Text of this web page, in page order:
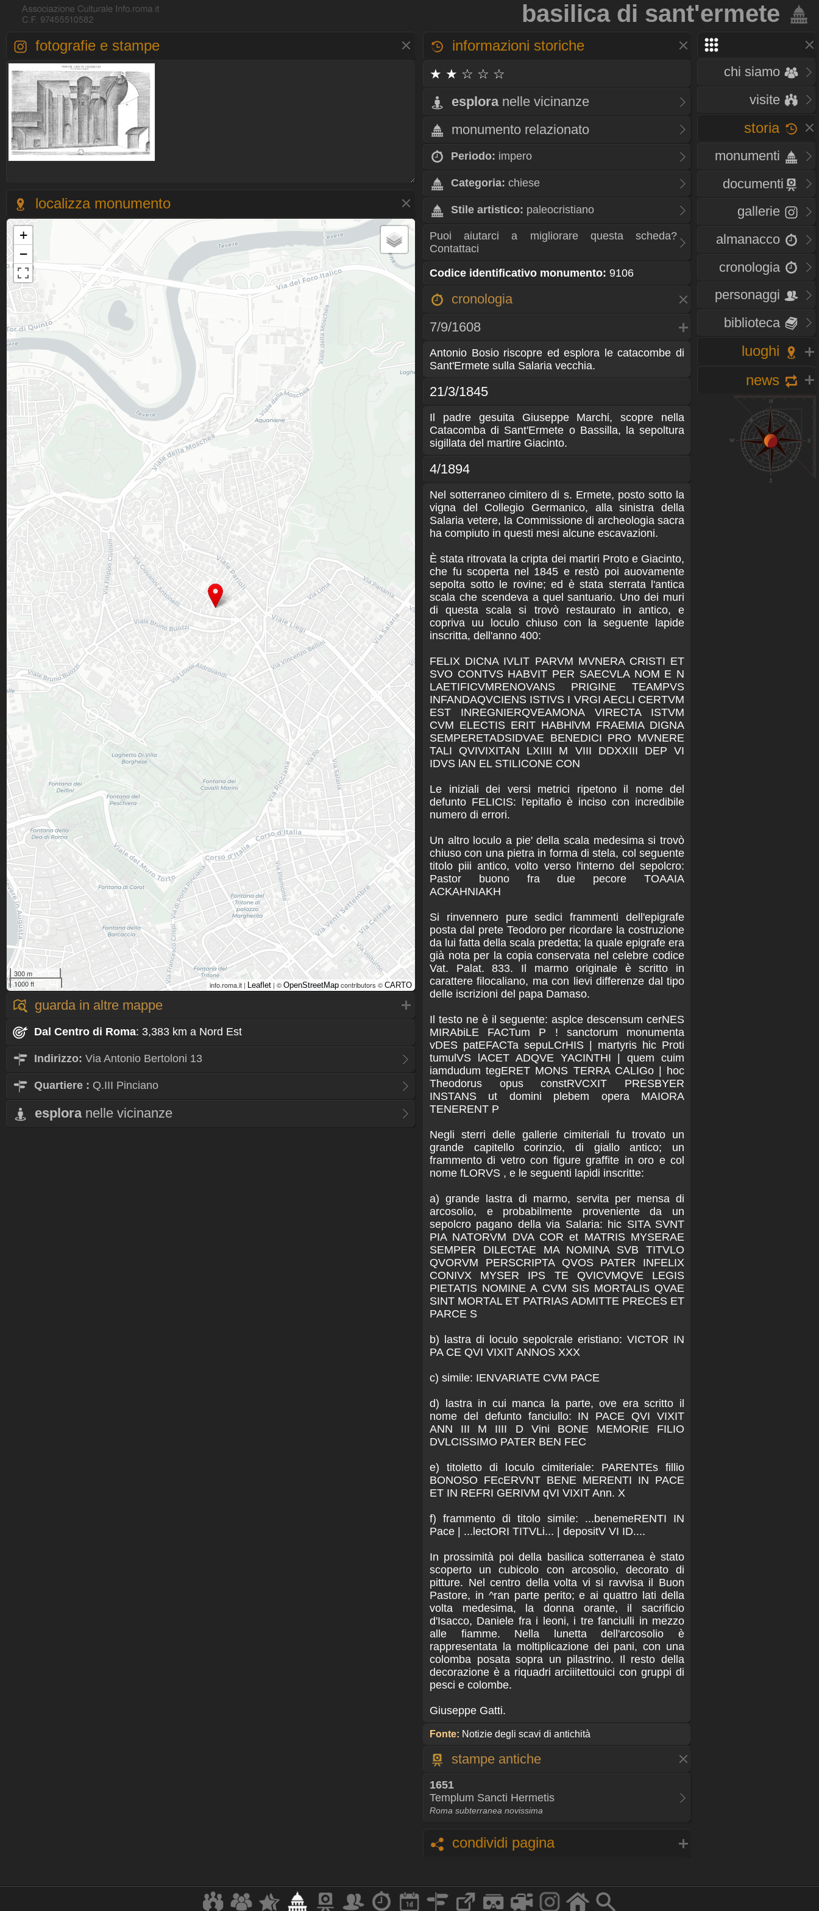
basilica di sant'ermete
chi siamo
visite
storia
monumenti
documenti
gallerie
almanacco
cronologia
personaggi
biblioteca
luoghi
news
fotografie e stampe
localizza monumento
+
−
300 m
1000 ft
info.roma.it | Leaflet | © OpenStreetMapcontributors © CARTO
guarda in altre mappe
Dal Centro di Roma: 3,383 km a Nord Est
Indirizzo: Via Antonio Bertoloni 13
Quartiere : Q.III Pinciano
esplora nelle vicinanze
informazioni storiche
★ ★ ☆ ☆ ☆
esplora nelle vicinanze
monumento relazionato
Periodo: impero
Categoria: chiese
Stile artistico: paleocristiano
Puoi aiutarci a migliorare questa scheda?
Contattaci
Codice identificativo monumento: 9106
cronologia
7/9/1608
Antonio Bosio riscopre ed esplora le catacombe di
Sant'Ermete sulla Salaria vecchia.
21/3/1845
Il padre gesuita Giuseppe Marchi, scopre nella
Catacomba di Sant'Ermete o Bassilla, la sepoltura
sigillata del martire Giacinto.
4/1894
Nel sotterraneo cimitero di s. Ermete, posto sotto la
vigna del Collegio Germanico, alla sinistra della
Salaria vetere, la Commissione di archeologia sacra
ha compiuto in questi mesi alcune escavazioni.
È stata ritrovata la cripta dei martiri Proto e Giacinto,
che fu scoperta nel 1845 e restò poi auovamente
sepolta sotto le rovine; ed è stata sterrata l'antica
scala che scendeva a quel santuario. Uno dei muri
di questa scala si trovò restaurato in antico, e
copriva uu loculo chiuso con la seguente lapide
inscritta, dell'anno 400:
FELIX DICNA IVLIT PARVM MVNERA CRISTI ET
SVO CONTVS HABVIT PER SAECVLA NOM E N
LAETIFICVMRENOVANS PRIGINE TEAMPVS
INFANDAQVCIENS ISTIVS I VRGI AECLI CERTVM
EST INREGNIERQVEAMONA VIRECTA ISTVM
CVM ELECTIS ERIT HABHlVM FRAEMIA DIGNA
SEMPERETADSIDVAE BENEDICI PRO MVNERE
TALI QVIVIXITAN LXIIII M VIII DDXXIII DEP VI
IDVS lAN EL STILICONE CON
Le iniziali dei versi metrici ripetono il nome del
defunto FELICIS: l'epitafio è inciso con incredibile
numero di errori.
Un altro loculo a pie' della scala medesima si trovò
chiuso con una pietra in forma di stela, col seguente
titolo piii antico, volto verso l'interno del sepolcro:
Pastor buono fra due pecore TOAAIA
ACKAHNIAKH
Si rinvennero pure sedici frammenti dell'epigrafe
posta dal prete Teodoro per ricordare la costruzione
da lui fatta della scala predetta; la quale epigrafe era
già nota per la copia conservata nel celebre codice
Vat. Palat. 833. Il marmo originale è scritto in
carattere filocaliano, ma con lievi differenze dal tipo
delle iscrizioni del papa Damaso.
Il testo ne è il seguente: asplce descensum cerNES
MIRAbiLE FACTum P ! sanctorum monumenta
vDES patEFACTa sepuLCrHIS | martyris hic Proti
tumulVS lACET ADQVE YACINTHI | quem cuim
iamdudum tegERET MONS TERRA CALIGo | hoc
Theodorus opus constRVCXIT PRESBYER
INSTANS ut domini plebem opera MAIORA
TENERENT P
Negli sterri delle gallerie cimiteriali fu trovato un
grande capitello corinzio, di giallo antico; un
frammento di vetro con figure graffite in oro e col
nome fLORVS , e le seguenti lapidi inscritte:
a) grande lastra di marmo, servita per mensa di
arcosolio, e probabilmente proveniente da un
sepolcro pagano della via Salaria: hic SITA SVNT
PIA NATORVM DVA COR et MATRIS MYSERAE
SEMPER DILECTAE MA NOMINA SVB TITVLO
QVORVM PERSCRIPTA QVOS PATER INFELIX
CONIVX MYSER IPS TE QVICVMQVE LEGIS
PIETATIS NOMINE A CVM SIS MORTALIS QVAE
SINT MORTAL ET PATRIAS ADMITTE PRECES ET
PARCE S
b) lastra di loculo sepolcrale eristiano: VICTOR IN
PA CE QVI VIXIT ANNOS XXX
c) simile: IENVARIATE CVM PACE
d) lastra in cui manca la parte, ove era scritto il
nome del defunto fanciullo: IN PACE QVI VIXIT
ANN III M IIII D Vini BONE MEMORIE FILIO
DVLCISSIMO PATER BEN FEC
e) titoletto di loculo cimiteriale: PARENTEs fillio
BONOSO FEcERVNT BENE MERENTI IN PACE
ET IN REFRI GERIVM qVI VIXIT Ann. X
f) frammento di titolo simile: ...benemeRENTI IN
Pace | ...lectORI TITVLi... | depositV VI ID....
In prossimità poi della basilica sotterranea è stato
scoperto un cubicolo con arcosolio, decorato di
pitture. Nel centro della volta vi si ravvisa il Buon
Pastore, in ^ran parte perito; e ai quattro lati della
volta medesima, la donna orante, il sacrificio
d'Isacco, Daniele fra i leoni, i tre fanciulli in mezzo
alle fiamme. Nella lunetta dell'arcosolio è
rappresentata la moltiplicazione dei pani, con una
colomba posata sopra un pilastrino. Il resto della
decorazione è a riquadri arciiitettouici con gruppi di
pesci e colombe.
Giuseppe Gatti.
Fonte: Notizie degli scavi di antichità
stampe antiche
1651
Templum Sancti Hermetis
Roma subterranea novissima
condividi pagina